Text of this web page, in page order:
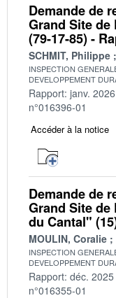
Demande de
Grand Site
(79-17-85) -
SCHMIT, Philippe
INSPECTION
DEVELOPPEMENT
Rapport: janv. 2026
n°016396-01
Accéder à la notice
Demande de
Grand Site de
du Cantal"
MOULIN, Coralie
INSPECTION
DEVELOPPEMENT
Rapport: déc. 2025
n°016355-01